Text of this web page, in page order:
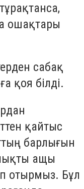
ошақтары
сабақ
қоя білді.
қайтыс
барлығын
ащы
отырмыз. Бұл